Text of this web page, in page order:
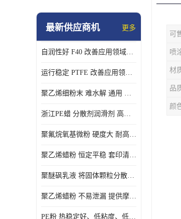
HFP
PE蜡粉
PE改性蜡粉
最新供应商机 更多
自润性好 F40 改善应用领域的耐热性 滑润性
运行稳定 PTFE 改善应用领域的耐热性 滑润性
聚乙烯细粉末 难水解 通用 氟茂
浙江PE蜡 分散剂润滑剂 高低熔点
聚氟烷氧基微粉 硬度大 耐高温性能好 良好的不粘性 功能性涂料
聚乙烯蜡粉 恒定平稳 套印清漆 无毒
聚醚砜乳液 将固体颗粒分散均匀 高分子聚合物 新的纳米涂层材料
聚乙烯蜡粉 不易泄漏 提供摩擦减少和润滑性能
PE粉 热稳定好、低粘度、低熔点
可
喷
材
品
颜